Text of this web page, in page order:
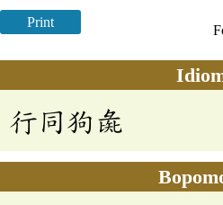
Print
行同狗彘